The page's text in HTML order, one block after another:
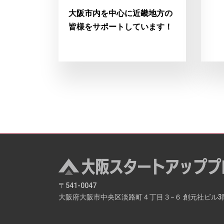
大阪市内を中心に近畿地方の
皆様をサポートしています！
〒541-0047
大阪府大阪市中央区淡路町４丁目３−６ 創元社ビル3